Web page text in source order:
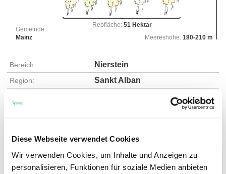
Diese Webseite verwendet Cookies
Wir verwenden Cookies, um Inhalte und Anzeigen zu
personalisieren, Funktionen für soziale Medien anbieten
Rebfläche:51 Hektar
Gemeinde:
Mainz
Meereshöhe: 180-210 m
Bereich: Nierstein
Region: Sankt Alban
Bodenarten